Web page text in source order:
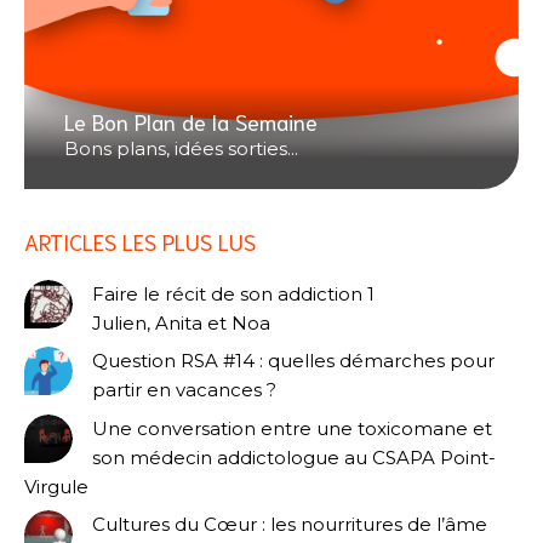
Le Bon Plan de la Semaine
Bons plans, idées sorties...
ARTICLES LES PLUS LUS
Faire le récit de son addiction 1
Julien, Anita et Noa
Question RSA #14 : quelles démarches pour
partir en vacances ?
Une conversation entre une toxicomane et
son médecin addictologue au CSAPA Point-
Virgule
Cultures du Cœur : les nourritures de l’âme